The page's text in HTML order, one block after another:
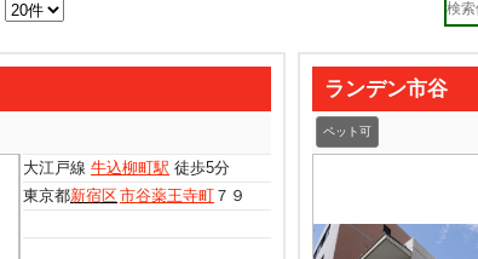
大江戸線 牛込柳町駅 徒歩5分
東京都新宿区市谷薬王寺町 ７９
ランデン市谷
ペット可